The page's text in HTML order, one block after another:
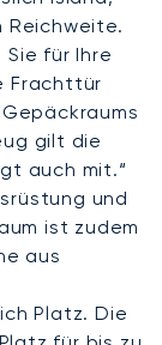
Reichweite.
für Ihre
Frachttür
gilt die
auch mit.“
und
ist zudem
aus
Platz. Die